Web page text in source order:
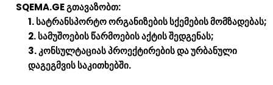
SQEMA.GE გთავაზობთ:
სატრანსპორტო ორგანიზების სქემების მომზადებას;
სამუშოების წარმოების აქტის შედგენას;
კონსულტაციას პროექტირების და ურბანული
დაგეგმვის საკითხებში.